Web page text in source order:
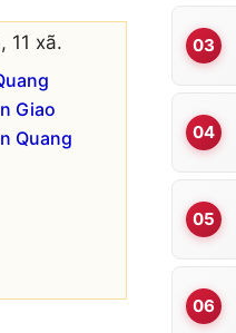
11 xã.
Giao
Quang